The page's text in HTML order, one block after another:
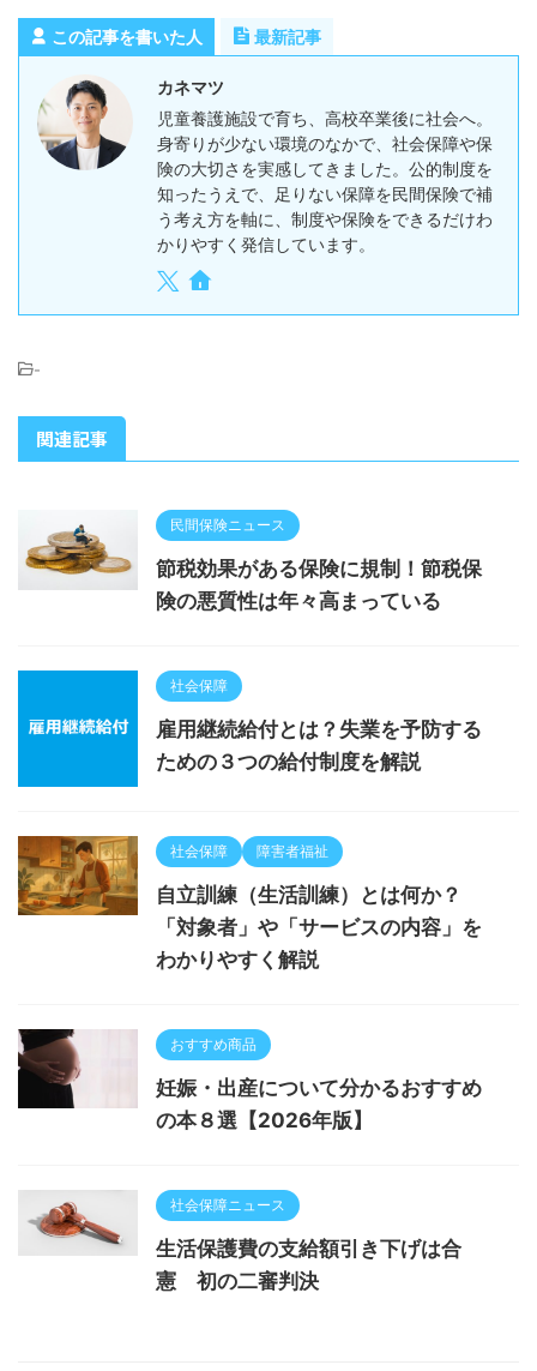
この記事を書いた人 最新記事
カネマツ
児童養護施設で育ち、高校卒業後に社会へ。
身寄りが少ない環境のなかで、社会保障や保
険の大切さを実感してきました。公的制度を
知ったうえで、足りない保障を民間保険で補
う考え方を軸に、制度や保険をできるだけわ
かりやすく発信しています。
-
関連記事
民間保険ニュース
節税効果がある保険に規制！節税保
険の悪質性は年々高まっている
社会保障
雇用継続給付とは？失業を予防する
ための３つの給付制度を解説
社会保障 障害者福祉
自立訓練（生活訓練）とは何か？
「対象者」や「サービスの内容」を
わかりやすく解説
おすすめ商品
妊娠・出産について分かるおすすめ
の本８選【2026年版】
社会保障ニュース
生活保護費の支給額引き下げは合
憲 初の二審判決